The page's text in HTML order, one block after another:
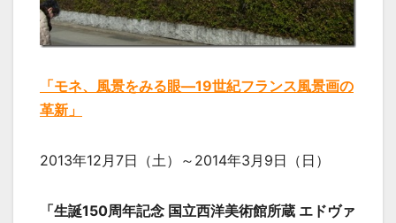
「モネ、風景をみる眼―19世紀フランス風景画の
革新」
2013年12月7日（土）～2014年3月9日（日）
「生誕150周年記念 国立西洋美術館所蔵 エドヴァ